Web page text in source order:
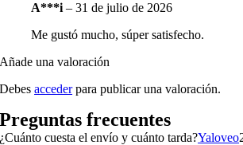
A***i– 31 de julio de 2026
Me gustó mucho, súper satisfecho.
Añade una valoración
Debesaccederpara publicar una valoración.
Preguntas frecuentes
¿Cuánto cuesta el envío y cuánto tarda?Yaloveo